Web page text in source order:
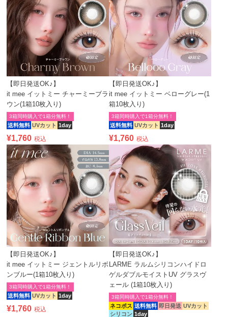
【即日発送OK♪】
it mee イットミー チャーミーブラ
ウン(1箱10枚入り)
送料無料 UVカット 1day
3箱同時購入で1箱分無料！
¥1,760 税込
【即日発送OK♪】
it mee イットミー ベローグレー(1
箱10枚入り)
送料無料 UVカット 1day
3箱同時購入で1箱分無料！
¥1,760 税込
【即日発送OK♪】
it mee イットミー ジェントルリボ
ンブルー(1箱10枚入り)
送料無料 UVカット 1day
3箱同時購入で1箱分無料！
¥1,760 税込
【即日発送OK♪】
LARME ラルムシリコンハイドロ
ゲルダブルモイストUV グラスヴ
ェール (1箱10枚入り)
ネコポス 送料無料 即日発送 UVカット
シリコン 1day
3箱同時購入で1箱分無料！